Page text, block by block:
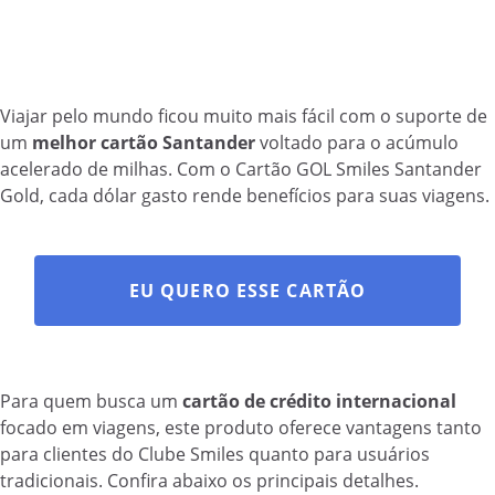
Viajar pelo mundo ficou muito mais fácil com o suporte de
um melhor cartão Santandervoltado para o acúmulo
acelerado de milhas. Com o Cartão GOL Smiles Santander
Gold, cada dólar gasto rende benefícios para suas viagens.
EU QUERO ESSE CARTÃO
Para quem busca um cartão de crédito internacional
focado em viagens, este produto oferece vantagens tanto
para clientes do Clube Smiles quanto para usuários
tradicionais. Confira abaixo os principais detalhes.